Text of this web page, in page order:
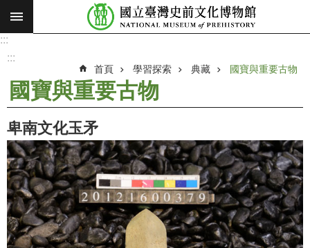
跳到主要內容區塊
搜
願
使
命
最
新
消
息
:::
:::
首頁 學習探索 典藏 國寶與重要古物
國寶與重要古物
卑南文化玉矛